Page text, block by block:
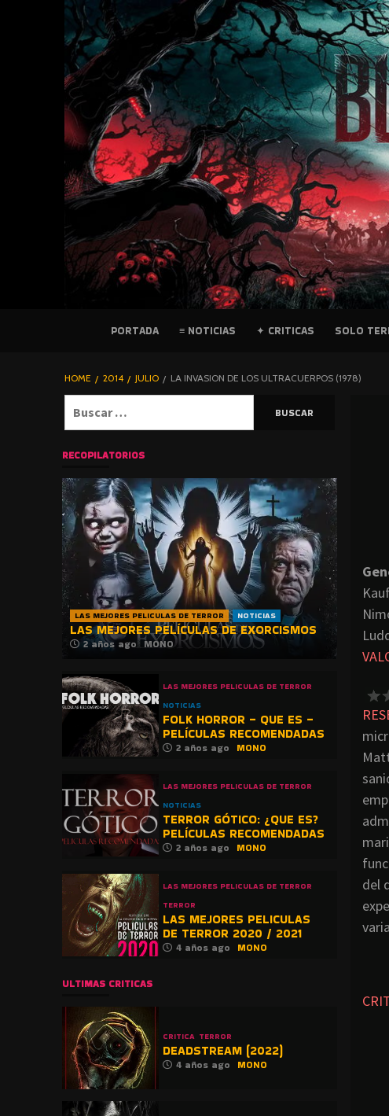
PELICULAS
BLOGHORROR
⋆
PORTADA ≡ NOTICIAS ✦ CRITICAS SOLO
HOME 2014 JULIO LA INVASION DE LOS ULTRACUERPOS (1978)
del
RECOPILATORIOS
LAS MEJORES PELICULAS DE TERROR NOTICIAS
LAS MEJORES PELÍCULAS DE EXORCISMOS
2 años ago MONO
LAS MEJORES PELICULAS DE TERROR
NOTICIAS
FOLK HORROR – QUE ES –
PELÍCULAS RECOMENDADAS
2 años ago MONO
LAS MEJORES PELICULAS DE TERROR
NOTICIAS
TERROR GÓTICO: ¿QUE ES?
PELÍCULAS RECOMENDADAS
2 años ago MONO
LAS MEJORES PELICULAS DE TERROR
TERROR
LAS MEJORES PELICULAS
DE TERROR 2020 / 2021
4 años ago MONO
ULTIMAS CRITICAS
CRITICA TERROR
DEADSTREAM (2022)
4 años ago MONO